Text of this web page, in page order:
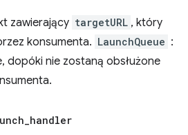
zawierający targetURL , który
konsumenta. LaunchQueue :
dopóki nie zostaną obsłużone
_handler